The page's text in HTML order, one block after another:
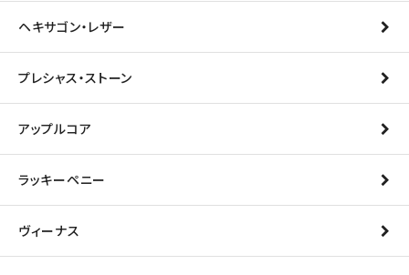
ヘキサゴン・レザー
プレシャス・ストーン
アップルコア
ラッキーペニー
ヴィーナス